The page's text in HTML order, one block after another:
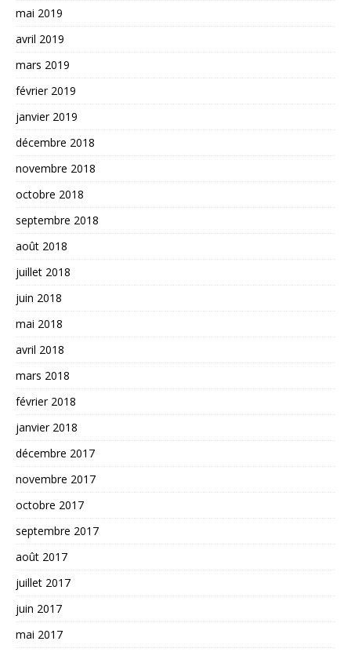
mai 2019
avril 2019
mars 2019
février 2019
janvier 2019
décembre 2018
novembre 2018
octobre 2018
septembre 2018
août 2018
juillet 2018
juin 2018
mai 2018
avril 2018
mars 2018
février 2018
janvier 2018
décembre 2017
novembre 2017
octobre 2017
septembre 2017
août 2017
juillet 2017
juin 2017
mai 2017